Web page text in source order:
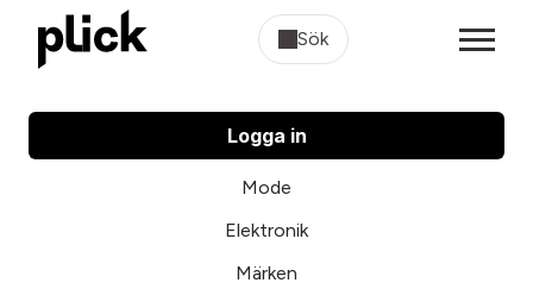
Sök
Logga in
Mode
Elektronik
Märken